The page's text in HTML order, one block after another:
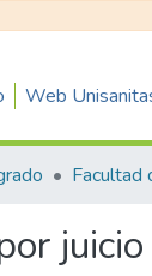
Web
Facultad